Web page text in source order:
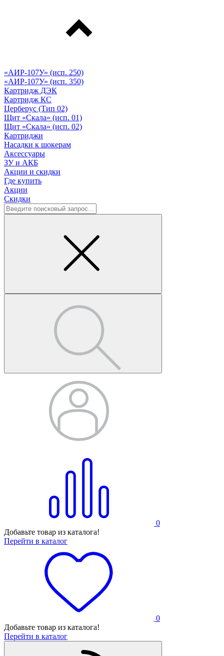
«АИР-107У» (исп. 250)
«АИР-107У» (исп. 350)
Картридж ДЭК
Картридж КС
Церберус (Тип 02)
Щит «Скала» (исп. 01)
Щит «Скала» (исп. 02)
Картриджи
Насадки к шокерам
Аксессуары
ЗУ и АКБ
Акции и скидки
Где купить
Акции
Скидки
0
Добавьте товар из каталога!
Перейти в каталог
0
Добавьте товар из каталога!
Перейти в каталог